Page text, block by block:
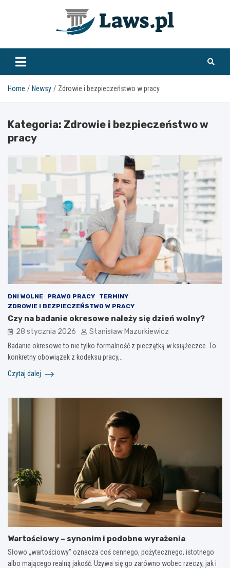
www.laws.pl
Home Newsy Zdrowie i bezpieczeństwo w pracy
Kategoria: Zdrowie i bezpieczeństwo w
pracy
DNI WOLNE PRAWO PRACY
TERMINY
ZDROWIE I BEZPIECZEŃSTWO W PRACY
Czy na badanie okresowe należy się dzień wolny?
28 stycznia 2026 Stanisław Mazurkiewicz
Badanie okresowe to nie tylko formalność z pieczątką w książeczce. To
konkretny obowiązek z kodeksu pracy,…
Czytaj dalej
Wartościowy – synonim i podobne wyrażenia
Słowo „wartościowy” oznacza coś cennego, pożytecznego, istotnego
albo mającego realną jakość. Używa się go zarówno wobec rzeczy, jak i